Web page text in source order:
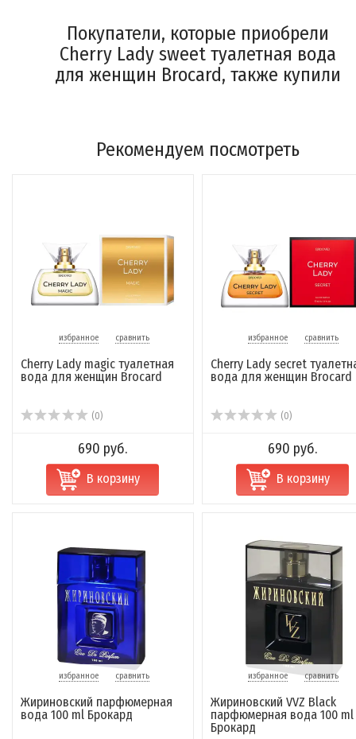
Покупатели, которые приобрели
Cherry Lady sweet туалетная вода
для женщин Brocard, также купили
избранное сравнить
Maresale парфюмерная
селективная вода Racconti
(0)
9 500 руб.
избранное сравнить
Heavenly Fruits Гербариум
женская туалетная вода
(0)
440 руб.
Рекомендуем посмотреть
избранное сравнить
Cherry Lady magic туалетная
вода для женщин Brocard
(0)
690 руб.
В корзину
избранное сравнить
Cherry Lady secret
вода для женщин Brocard
(0)
690 руб.
В корзину
избранное сравнить
Жириновский парфюмерная
вода 100 ml Брокард
избранное сравнить
Жириновский VVZ Black
парфюмерная вода 100 ml
Брокард